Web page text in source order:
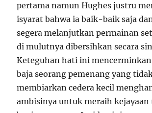
pertama namun Hughes justru
isyarat bahwa ia baik-baik saja
segera melanjutkan permainan
di mulutnya dibersihkan secara
Keteguhan hati ini
baja seorang pemenang yang
membiarkan cedera kecil
ambisinya untuk meraih